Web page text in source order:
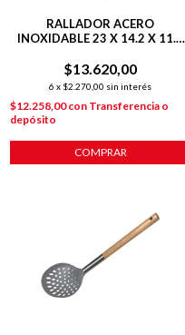
RALLADOR ACERO
INOXIDABLE 23 X 14.2 X 11.8
$13.620,00
6 x $2.270,00 sin interés
$12.258,00con Transferencia o
depósito
COMPRAR